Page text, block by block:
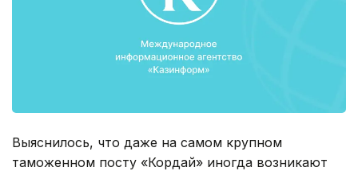
Выяснилось, что даже на самом крупном
таможенном посту «Кордай» иногда возникают